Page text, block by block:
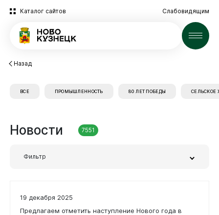
Каталог сайтов Слабовидящим
Новости
Новокузнецк
Назад
Фильтр
Заголовок или часть текста
Новости 7551
ВСЕ ПРОМЫШЛЕННОСТЬ 80 ЛЕТ ПОБЕДЫ СЕЛЬСКОЕ
19 декабря 2025
Предлагаем отметить наступление Нового года в